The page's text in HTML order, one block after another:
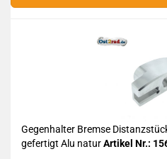
Gegenhalter Bremse
gefertigt Alu naturArtikel Nr.: